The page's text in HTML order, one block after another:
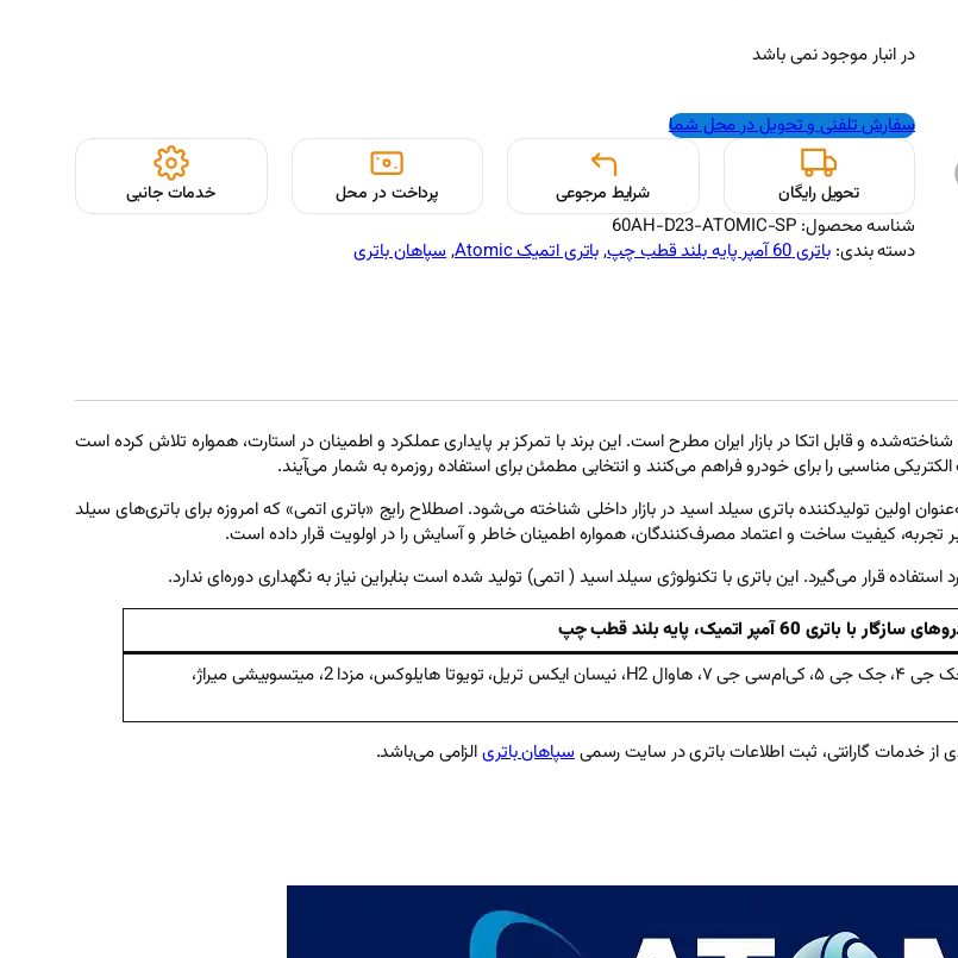
در انبار موجود نمی باشد
سفارش تلفنی و تحویل در محل شما
تحویل رایگان شرایط مرجوعی پرداخت در محل خدمات جانبی
شناسه محصول: 60AH-D23-ATOMIC-SP
دسته بندی: باتری 60 آمپر پایه بلند قطب چپ , باتری اتمیک Atomic , سپاهان باتری
و قابل اتکا در بازار ایران مطرح است. این برند با تمرکز بر پایداری عملکرد و اطمینان در استارت، همواره تلاش کرده است
مناسبی را برای خودرو فراهم می‌کنند و انتخابی مطمئن برای استفاده روزمره به شمار می‌آیند.
اولین تولیدکننده باتری سیلد اسید در بازار داخلی شناخته می‌شود. اصطلاح رایج «باتری اتمی» که امروزه برای باتری‌های سیلد
تجربه، کیفیت ساخت و اعتماد مصرف‌کنندگان، همواره اطمینان خاطر و آسایش را در اولویت قرار داده است.
با باتری 60 آمپر اتمیک، پایه بلند قطب چپ
هیوندای I30، کیا سراتو مونتاژ داخل، کیا سراتو وارداتی تا ۲۰۱۲، جک جی ۳، جک جی ۴، جک جی ۵، کی‌ام‌سی جی ۷، هاوال H2، نیسان ایکس تریل، تویوتا هایلوکس، مزدا 2، میتسوبیشی میراژ،
از خدمات گارانتی، ثبت اطلاعات باتری در سایت رسمیسپاهان باتریالزامی می‌باشد.